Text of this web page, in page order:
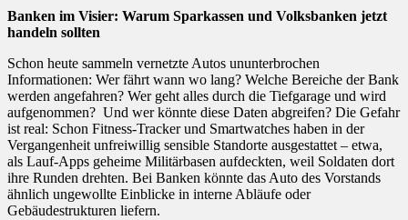
Banken im Visier: Warum Sparkassen und Volksbanken jetzt
handeln sollten
Schon heute sammeln vernetzte Autos ununterbrochen
Informationen: Wer fährt wann wo lang? Welche Bereiche der Bank
werden angefahren? Wer geht alles durch die Tiefgarage und wird
aufgenommen? Und wer könnte diese Daten abgreifen? Die Gefahr
ist real: Schon Fitness-Tracker und Smartwatches haben in der
Vergangenheit unfreiwillig sensible Standorte ausgestattet – etwa,
als Lauf-Apps geheime Militärbasen aufdeckten, weil Soldaten dort
ihre Runden drehten. Bei Banken könnte das Auto des Vorstands
ähnlich ungewollte Einblicke in interne Abläufe oder
Gebäudestrukturen liefern.